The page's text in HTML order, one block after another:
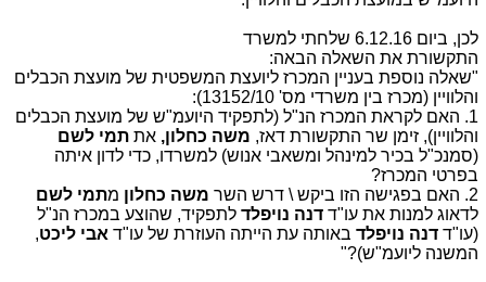
לכן, ביום 6.12.16 שלחתי למשרד
התקשורת את השאלה הבאה:
"שאלה נוספת בעניין המכרז ליועצת המשפטית של מועצת הכבלים
והלוויין (מכרז בין משרדי מס' 13152/10):
1. האם לקראת המכרז הנ"ל (לתפקיד היועמ"ש של מועצת הכבלים
והלוויין), זימן שר התקשורת דאז, משה כחלון, את תמי לשם
(סמנכ"ל בכיר למינהל ומשאבי אנוש) למשרדו, כדי לדון איתה
בפרטי המכרז?
2. האם בפגישה הזו ביקש \ דרש השר
משה כחלון מתמי לשם
לדאוג למנות את עו"ד דנה נויפלד לתפקיד, שהוצע במכרז הנ"ל
(עו"ד דנה נויפלד באותה עת הייתה העוזרת של עו"ד אבי ליכט,
המשנה ליועמ"ש)?"